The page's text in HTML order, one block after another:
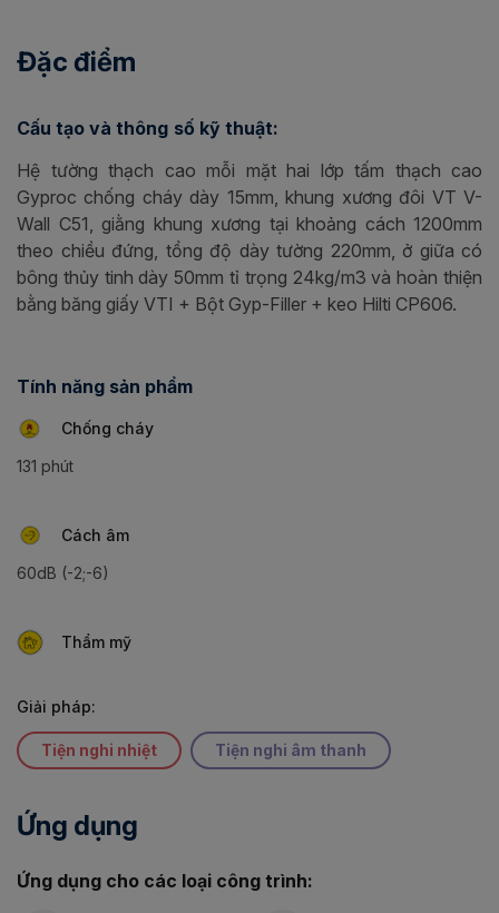
Đặc điểm
Cấu tạo và thông số kỹ thuật:
Hệ tường thạch cao mỗi mặt hai lớp tấm thạch cao
Gyproc chống cháy dày 15mm, khung xương đôi VT V-
Wall C51, giằng khung xương tại khoảng cách 1200mm
theo chiều đứng, tổng độ dày tường 220mm, ở giữa có
bông thủy tinh dày 50mm tỉ trọng 24kg/m3 và hoàn thiện
bằng băng giấy VTI + Bột Gyp-Filler + keo Hilti CP606.
Tính năng sản phẩm
Chống cháy
131 phút
Cách âm
60dB (-2;-6)
Thẩm mỹ
Giải pháp:
Tiện nghi nhiệt Tiện nghi âm thanh
Ứng dụng
Ứng dụng cho các loại công trình: